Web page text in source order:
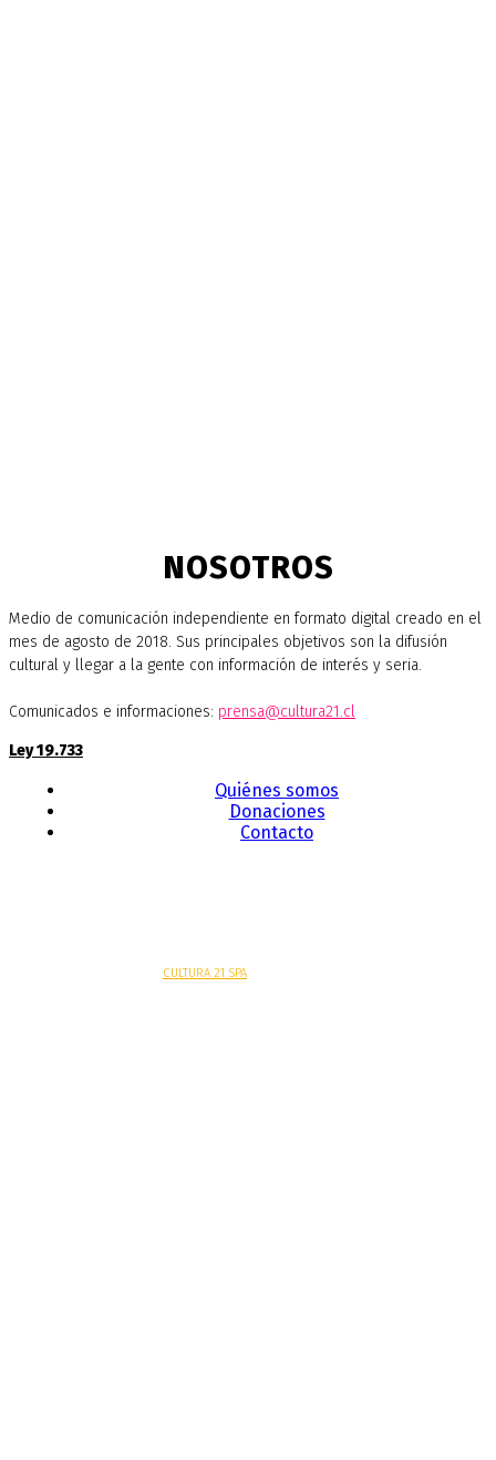
NOSOTROS
Medio de comunicación independiente en formato digital creado en el
mes de agosto de 2018. Sus principales objetivos son la difusión
cultural y llegar a la gente con información de interés y seria.
Comunicados e informaciones: prensa@cultura21.cl
Ley 19.733
Quiénes somos
Donaciones
Contacto
CULTURA 21 SPA